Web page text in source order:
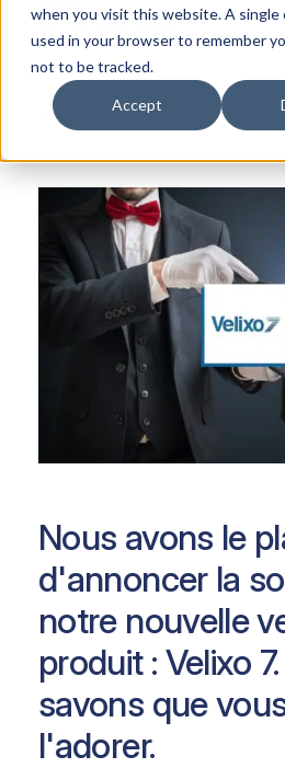
when you visit this website. A single
used in your browser to remember
not to be tracked.
Accept
Pavel Kabir
Comptabilité Annonces
Nous avons le
d'annoncer la
notre nouvelle
produit : Velixo
savons que
l'adorer.